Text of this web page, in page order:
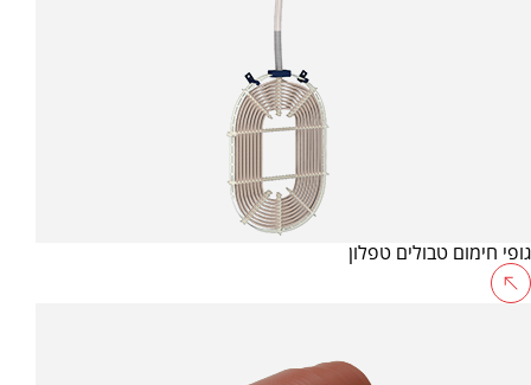
גופי חימום טבולים טפלון